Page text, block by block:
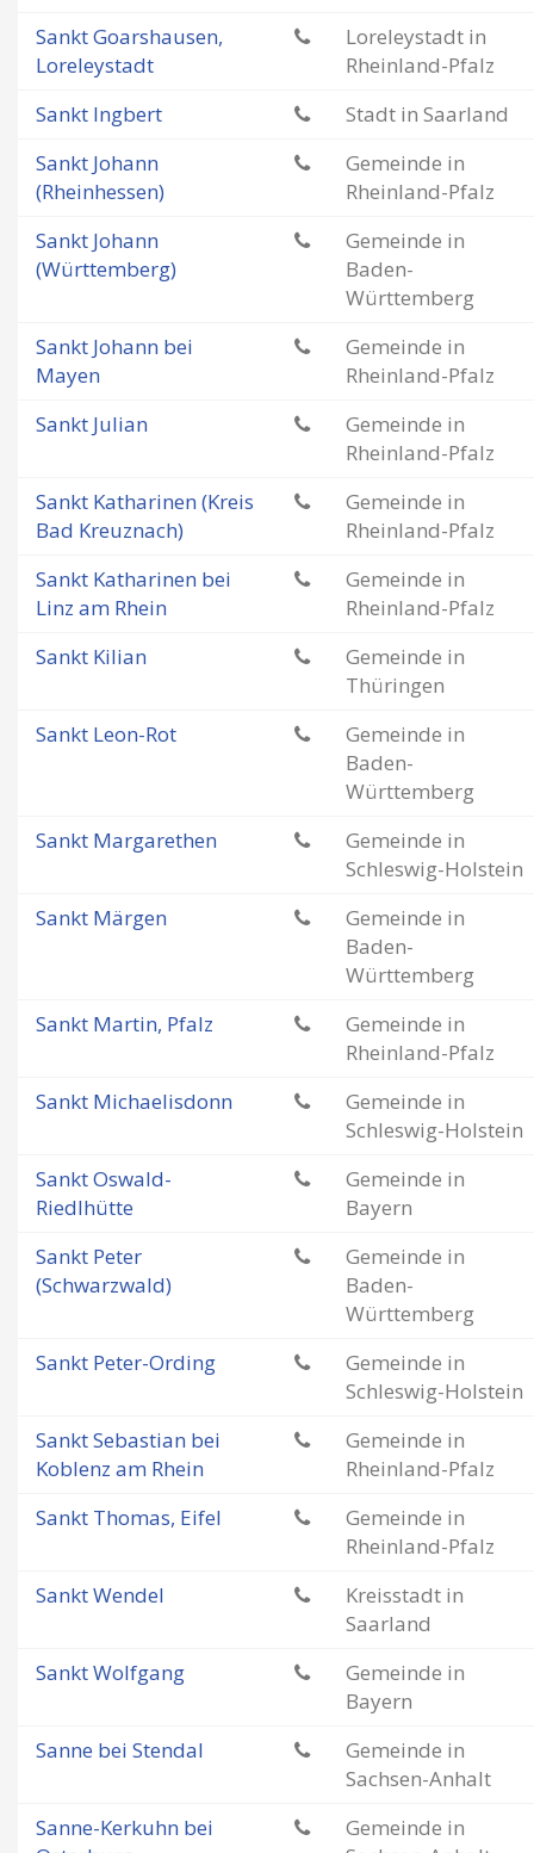
Sankt Goarshausen,
Loreleystadt
Loreleystadt in
Rheinland-Pfalz
Sankt Ingbert
Stadt in Saarland
Sankt Johann
(Rheinhessen)
Gemeinde in
Rheinland-Pfalz
Sankt Johann
(Württemberg)
Gemeinde in
Baden-
Württemberg
Sankt Johann bei
Mayen
Gemeinde in
Rheinland-Pfalz
Sankt Julian
Gemeinde in
Rheinland-Pfalz
Sankt Katharinen (Kreis
Bad Kreuznach)
Gemeinde in
Rheinland-Pfalz
Sankt Katharinen bei
Linz am Rhein
Gemeinde in
Rheinland-Pfalz
Sankt Kilian
Gemeinde in
Thüringen
Sankt Leon-Rot
Gemeinde in
Baden-
Württemberg
Sankt Margarethen
Gemeinde in
Schleswig-Holstein
Sankt Märgen
Gemeinde in
Baden-
Württemberg
Sankt Martin, Pfalz
Gemeinde in
Rheinland-Pfalz
Sankt Michaelisdonn
Gemeinde in
Schleswig-Holstein
Sankt Oswald-
Riedlhütte
Gemeinde in
Bayern
Sankt Peter
(Schwarzwald)
Gemeinde in
Baden-
Württemberg
Sankt Peter-Ording
Gemeinde in
Schleswig-Holstein
Sankt Sebastian bei
Koblenz am Rhein
Gemeinde in
Rheinland-Pfalz
Sankt Thomas, Eifel
Gemeinde in
Rheinland-Pfalz
Sankt Wendel
Kreisstadt in
Saarland
Sankt Wolfgang
Gemeinde in
Bayern
Sanne bei Stendal
Gemeinde in
Sachsen-Anhalt
Sanne-Kerkuhn bei
Gemeinde in